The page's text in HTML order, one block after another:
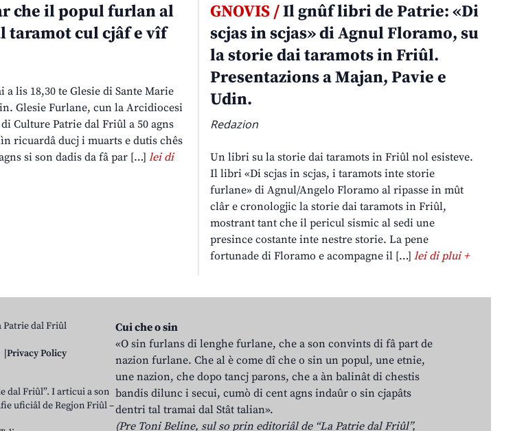
che il popul furlan al
taramot cul cjâf e vîf
a lis 18,30 te Glesie di Sante Marie
Glesie Furlane, cun la Arcidiocesi
Culture Patrie dal Friûl a 50 agns
ricuardâ ducj i muarts e dutis chês
si son dadis da fâ par […] lei di
GNOVIS /Il gnûf libri de Patrie: «Di
scjas in scjas» di Agnul Floramo, su
la storie dai taramots in Friûl.
Presentazions a Majan, Pavie e
Udin.
Redazion
Un libri su la storie dai taramots in Friûl nol esisteve.
Il libri «Di scjas in scjas, i taramots inte storie
furlane» di Agnul/Angelo Floramo al ripasse in mût
clâr e cronologjic la storie dai taramots in Friûl,
mostrant tant che il pericul sismic al sedi une
presince costante inte nestre storie. La pene
fortunade di Floramo e acompagne il […]lei di plui +
Patrie dal Friûl
Privacy Policy
dal Friûl”. I articui a son
uficiâl de Regjon Friûl –
Cui che o sin
«O sin furlans di lenghe furlane, che a son convints di fâ part de
nazion furlane. Che al è come dî che o sin un popul, une etnie,
une nazion, che dopo tancj parons, che a àn balinât di chestis
bandis dilunc i secui, cumò di cent agns indaûr o sin cjapâts
dentri tal tramai dal Stât talian».
(Pre Toni Beline, sul so prin editoriâl de “La Patrie dal Friûl”,